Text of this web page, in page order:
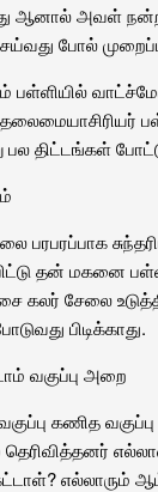
ஆனால் அவள்
போல்
பள்ளியில்
தலைமையாசிரியர்
திட்டங்கள்
பரபரப்பாக
தன் மகனை
கலர் சேலை
பிடிக்காது.
வகுப்பு அறை
கணித
எல்லாரும்